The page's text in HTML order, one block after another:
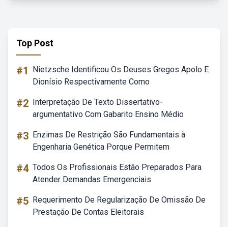
Top Post
#1
Nietzsche Identificou Os Deuses Gregos Apolo E
Dionísio Respectivamente Como
#2 Interpretação De Texto Dissertativo-
argumentativo Com Gabarito Ensino Médio
#3 Enzimas De Restrição São Fundamentais à
Engenharia Genética Porque Permitem
#4 Todos Os Profissionais Estão Preparados Para
Atender Demandas Emergenciais
#5 Requerimento De Regularização De Omissão De
Prestação De Contas Eleitorais